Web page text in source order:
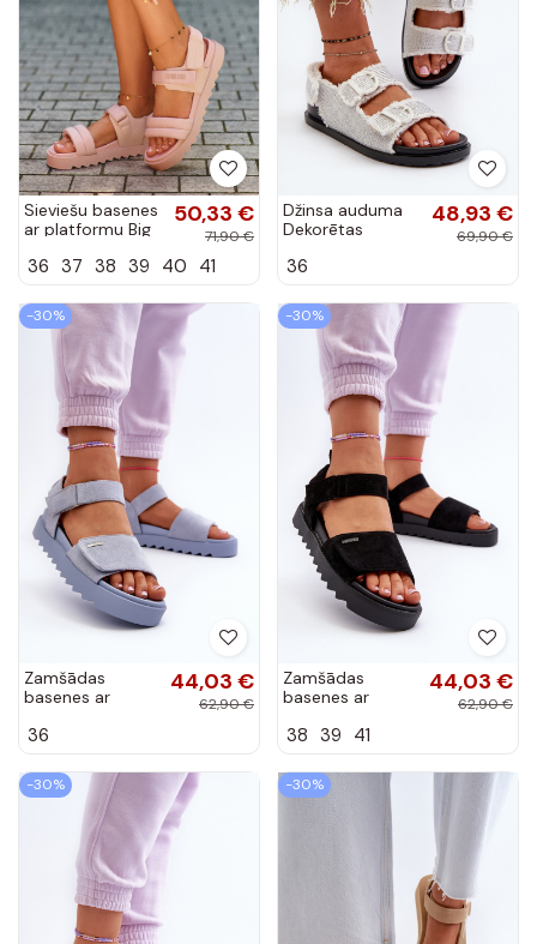
Sieviešu basenes
ar platformu Big
Rozā krāsas
50,33 €
71,90 €
36 37 38 39 40 41
Džinsa auduma
Dekorētas
baltas krāsas
48,93 €
69,90 €
36
-30%
Zamšādas
basenes ar
Star NN274706
44,03 €
62,90 €
36
-30%
Zamšādas
basenes ar
Star NN274700
44,03 €
62,90 €
38 39 41
-30% -30%